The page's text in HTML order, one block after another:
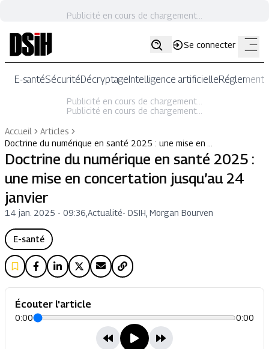
Publicité en cours de chargement...
Se connecter
E-santéSécuritéDécryptageIntelligence artificielle
Publicité en cours de chargement...
Publicité en cours de chargement...
Accueil
Articles
Doctrine du numérique en santé 2025 : une mise en …
Doctrine du numérique en santé 2025 :
une mise en concertation jusqu’au 24
janvier
14 jan. 2025 - 09:36 Actualité- DSIH, Morgan Bourven
E-santé
Écouter l'article
0:00 0:00